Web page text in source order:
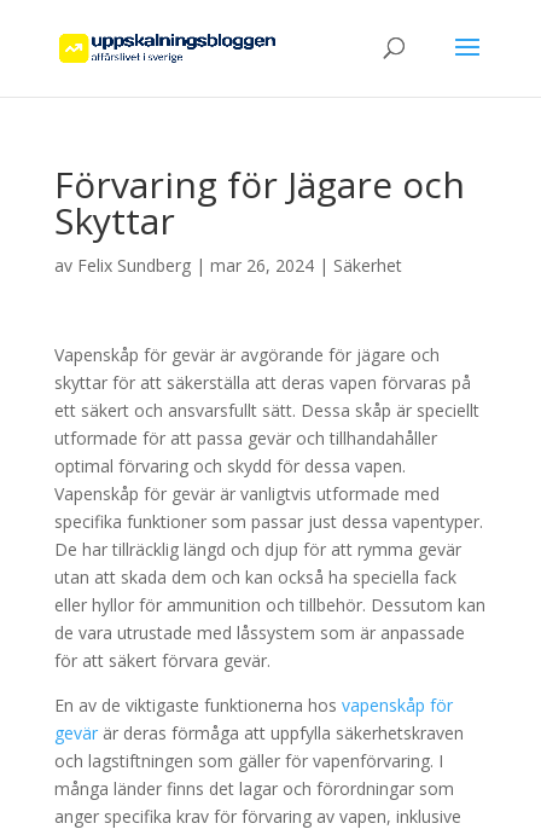
Förvaring för Jägare och
Skyttar
av Felix Sundberg| mar 26, 2024| Säkerhet
Vapenskåp för gevär är avgörande för jägare och
skyttar för att säkerställa att deras vapen förvaras på
ett säkert och ansvarsfullt sätt. Dessa skåp är speciellt
utformade för att passa gevär och tillhandahåller
optimal förvaring och skydd för dessa vapen.
Vapenskåp för gevär är vanligtvis utformade med
specifika funktioner som passar just dessa vapentyper.
De har tillräcklig längd och djup för att rymma gevär
utan att skada dem och kan också ha speciella fack
eller hyllor för ammunition och tillbehör. Dessutom kan
de vara utrustade med låssystem som är anpassade
för att säkert förvara gevär.
En av de viktigaste funktionerna hos vapenskåp för
gevärär deras förmåga att uppfylla säkerhetskraven
och lagstiftningen som gäller för vapenförvaring. I
många länder finns det lagar och förordningar som
anger specifika krav för förvaring av vapen, inklusive